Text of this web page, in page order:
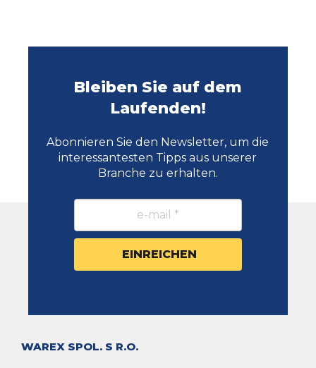
Bleiben Sie auf dem
Laufenden!
Abonnieren Sie den Newsletter, um die
interessantesten Tipps aus unserer
Branche zu erhalten.
WAREX SPOL. S R.O.